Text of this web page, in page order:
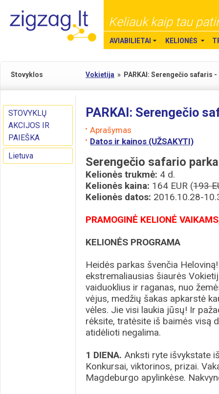
Keliauk kaip tau
AVIABILIETAI KELIONĖS
Stovyklos Vokietija » PARKAI: Serengečio safaris
STOVYKLŲ
AKCIJOS IR
PAIEŠKA
Lietuva
PARKAI: Serengečio
Aprašymas
Datos ir kainos (UŽSAKYTI)
Serengečio safario
Kelionės trukmė: 4 d.
Kelionės kaina: 164 EUR (193
Kelionės datos: 2016.10.28-
PRAMOGINĖ KELIONĖ
KELIONĖS PROGRAMA
Heidės parkas švenčia
ekstremaliausias šiaurės
vaiduoklius ir raganas, nuo
vėjus, medžių šakas apkarstė
vėles. Jie visi laukia jūsų! Ir
rėksite, tratėsite iš baimės visą
atidėlioti negalima.
1 DIENA. Anksti ryte išvykstate
Konkursai, viktorinos, prizai.
Magdeburgo apylinkėse.